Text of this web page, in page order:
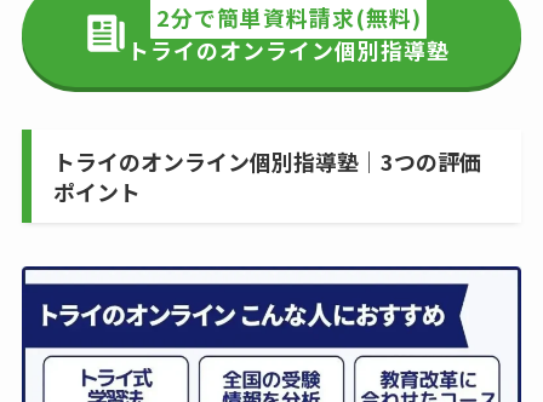
2分で簡単資料請求(無料)
トライのオンライン個別指導塾
トライのオンライン個別指導塾｜3つの評価
ポイント